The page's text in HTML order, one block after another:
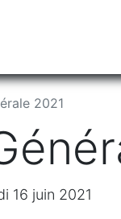
2021
16 juin 2021